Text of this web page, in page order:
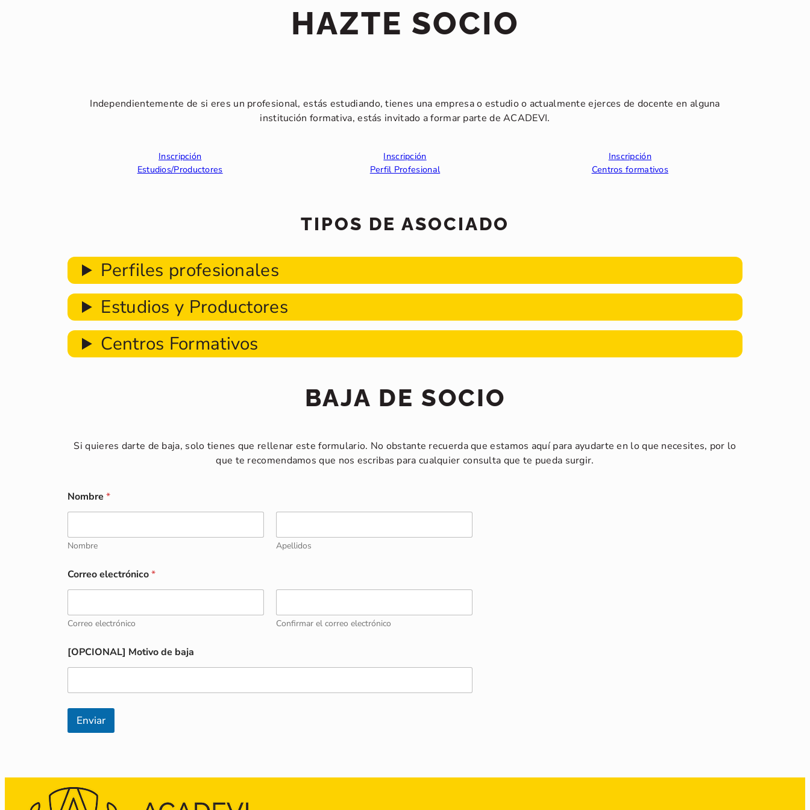
HAZTE SOCIO
Independientemente de si eres un profesional, estás estudiando, tienes una empresa o estudio o actualmente ejerces de docente en alguna
institución formativa, estás invitado a formar parte de ACADEVI.
Inscripción
Estudios/Productores
Inscripción
Perfil Profesional
Inscripción
Centros formativos
TIPOS DE ASOCIADO
Perfiles profesionales
Estudios y Productores
Centros Formativos
BAJA DE SOCIO
Si quieres darte de baja, solo tienes que rellenar este formulario. No obstante recuerda que estamos aquí para ayudarte en lo que necesites, por lo
que te recomendamos que nos escribas para cualquier consulta que te pueda surgir.
Nombre *
Nombre Apellidos
N
o
b
r
[
O
P
I
N
L
Correo electrónico*
Correo electrónico Confirmar el correo electrónico
[OPCIONAL] Motivo de baja
Enviar